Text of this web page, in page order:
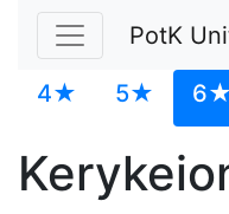
PotK
4★ 5★ 6★